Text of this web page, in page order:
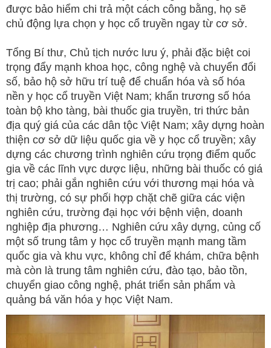
được bảo hiểm chi trả một cách công bằng, họ sẽ
chủ động lựa chọn y học cổ truyền ngay từ cơ sở.
Tổng Bí thư, Chủ tịch nước lưu ý, phải đặc biệt coi
trọng đẩy mạnh khoa học, công nghệ và chuyển đổi
số, bảo hộ sở hữu trí tuệ để chuẩn hóa và số hóa
nền y học cổ truyền Việt Nam; khẩn trương số hóa
toàn bộ kho tàng, bài thuốc gia truyền, tri thức bản
địa quý giá của các dân tộc Việt Nam; xây dựng hoàn
thiện cơ sở dữ liệu quốc gia về y học cổ truyền; xây
dựng các chương trình nghiên cứu trọng điểm quốc
gia về các lĩnh vực dược liệu, những bài thuốc có giá
trị cao; phải gắn nghiên cứu với thương mại hóa và
thị trường, có sự phối hợp chặt chẽ giữa các viện
nghiên cứu, trường đại học với bệnh viện, doanh
nghiệp địa phương… Nghiên cứu xây dựng, củng cố
một số trung tâm y học cổ truyền mạnh mang tầm
quốc gia và khu vực, không chỉ để khám, chữa bệnh
mà còn là trung tâm nghiên cứu, đào tạo, bảo tồn,
chuyển giao công nghệ, phát triển sản phẩm và
quảng bá văn hóa y học Việt Nam.